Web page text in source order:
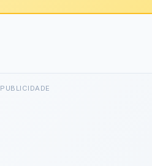
PUBLICIDADE